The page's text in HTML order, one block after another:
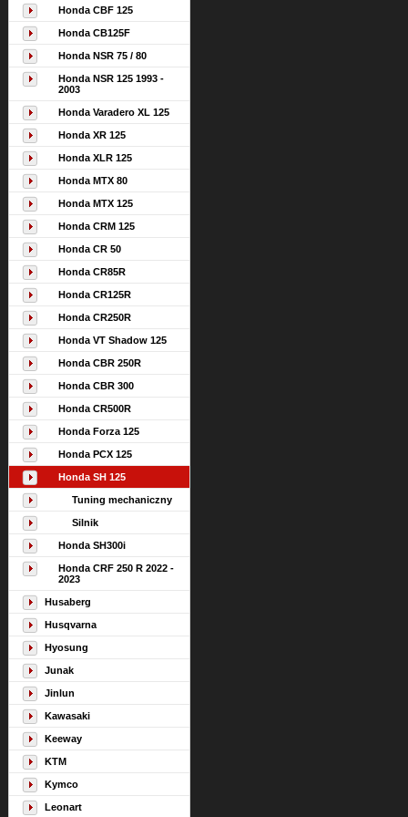
Honda CBF 125
Honda CB125F
Honda NSR 75 / 80
Honda NSR 125 1993 -
2003
Honda Varadero XL 125
Honda XR 125
Honda XLR 125
Honda MTX 80
Honda MTX 125
Honda CRM 125
Honda CR 50
Honda CR85R
Honda CR125R
Honda CR250R
Honda VT Shadow 125
Honda CBR 250R
Honda CBR 300
Honda CR500R
Honda Forza 125
Honda PCX 125
Honda SH 125
Tuning mechaniczny
Silnik
Honda SH300i
Honda CRF 250 R 2022 -
2023
Husaberg
Husqvarna
Hyosung
Junak
Jinlun
Kawasaki
Keeway
KTM
Kymco
Leonart